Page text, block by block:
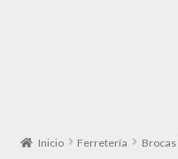
Inicio Ferretería Brocas